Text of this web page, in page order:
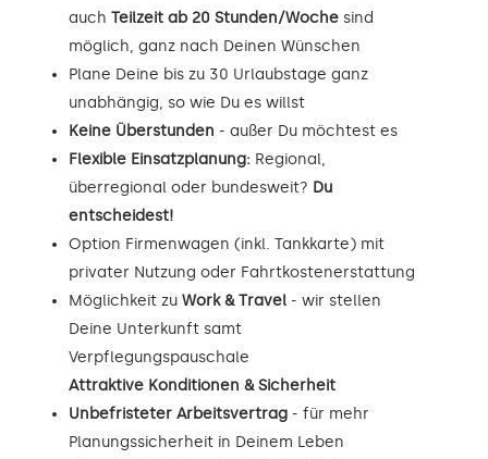
auch Teilzeit ab 20 Stunden/Woche sind
möglich, ganz nach Deinen Wünschen
Plane Deine bis zu 30 Urlaubstage ganz
unabhängig, so wie Du es willst
Keine Überstunden - außer Du möchtest es
Flexible Einsatzplanung: Regional,
überregional oder bundesweit? Du
entscheidest!
Option Firmenwagen (inkl. Tankkarte) mit
privater Nutzung oder Fahrtkostenerstattung
Möglichkeit zu Work & Travel - wir stellen
Deine Unterkunft samt
Verpflegungspauschale
Attraktive Konditionen & Sicherheit
Unbefristeter Arbeitsvertrag - für mehr
Planungssicherheit in Deinem Leben